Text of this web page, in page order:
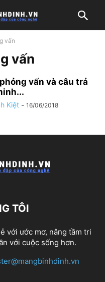
vấn
vấn
vấn và câu trả
Kiệt - 16/06/2018
TÔI
với ước mơ, nâng tầm tri
với cuộc sống hơn.